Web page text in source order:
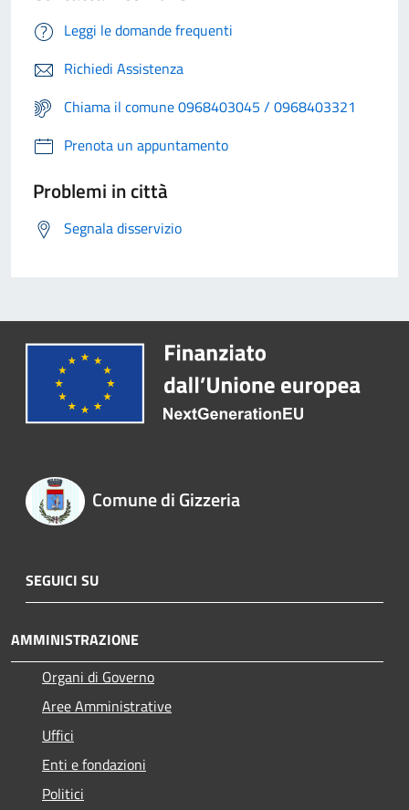
Leggi le domande frequenti
Richiedi Assistenza
Chiama il comune 0968403045 / 0968403321
Prenota un appuntamento
Problemi in città
Segnala disservizio
Comune di Gizzeria
SEGUICI SU
AMMINISTRAZIONE
Organi di Governo
Aree Amministrative
Uffici
Enti e fondazioni
Politici